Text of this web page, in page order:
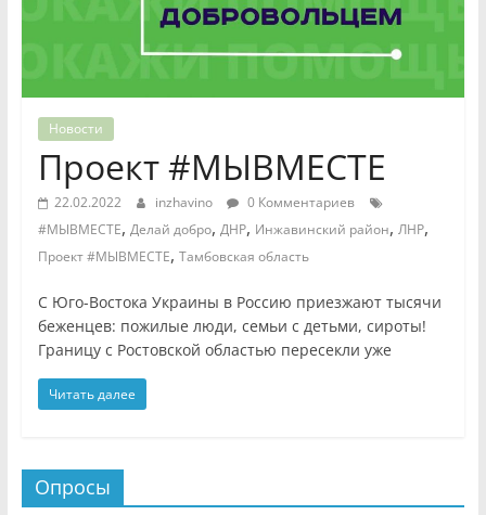
Новости
Проект #МЫВМЕСТЕ
22.02.2022 inzhavino
0 Комментариев
#МЫВМЕСТЕ, Делай добро, ДНР, Инжавинский район, ЛНР,
Проект #МЫВМЕСТЕ, Тамбовская область
С Юго-Востока Украины в Россию приезжают тысячи
беженцев: пожилые люди, семьи с детьми, сироты!
Границу с Ростовской областью пересекли уже
Читать далее
Опросы